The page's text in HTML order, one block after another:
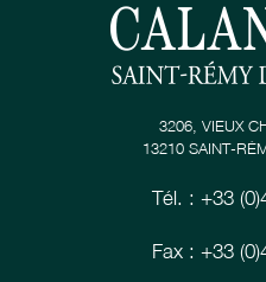
3206, VIEUX
13210 SAINT-
Tél. : +33
Fax : +33